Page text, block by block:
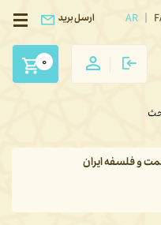
AR ارسل بريد
0
و فلسفه ايران